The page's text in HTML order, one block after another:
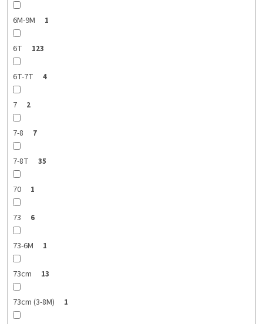
6M-9M 1
6T 123
6T-7T 4
7 2
7-8 7
7-8T 35
70 1
73 6
73-6M 1
73cm 13
73cm (3-8M) 1